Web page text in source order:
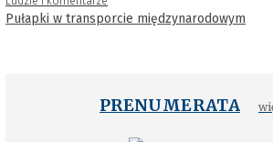
Pułapki w transporcie międzynarodowym
PRENUMERATA